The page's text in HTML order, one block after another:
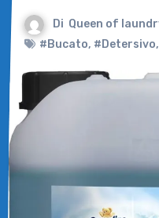
Di Queen of
#Bucato, #Detersivo,